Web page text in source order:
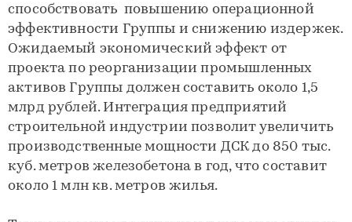
способствовать повышению операционной
эффективности Группы и снижению издержек.
Ожидаемый экономический эффект от
проекта по реорганизации промышленных
активов Группы должен составить около 1,5
млрд рублей. Интеграция предприятий
строительной индустрии позволит увеличить
производственные мощности ДСК до 850 тыс.
куб. метров железобетона в год, что составит
около 1 млн кв. метров жилья.